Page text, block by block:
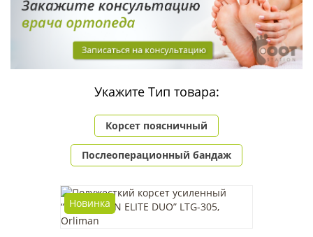
Укажите Тип товара:
Корсет поясничный
Послеоперационный бандаж
Новинка